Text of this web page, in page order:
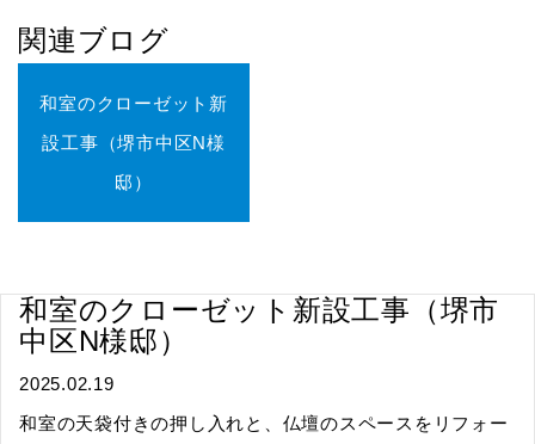
関連ブログ
和室のクローゼット新
設工事（堺市中区N様
邸）
和室のクローゼット新設工事（堺市
中区N様邸）
2025.02.19
和室の天袋付きの押し入れと、仏壇のスペースをリフォー